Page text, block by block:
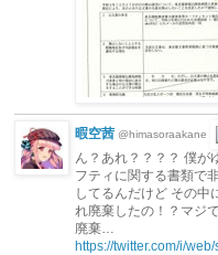
暇空茜 @himasoraakane
ん？あれ？？？？ 僕が
フティに関する書類で
してるんだけど その中
れ廃棄したの！？マジ
廃棄…
https://twitter.com/i/